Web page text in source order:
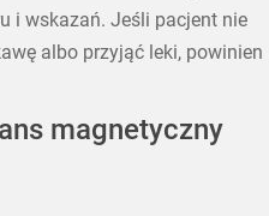
i wskazań. Jeśli pacjent nie
albo przyjąć leki, powinien
magnetyczny